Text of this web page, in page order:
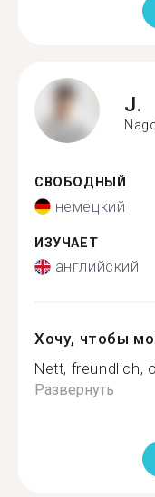
J.
СВОБОДНЫЙ
немецкий
ИЗУЧАЕТ
английский
Хочу, чтобы
Nett, freundlich,
Развернуть